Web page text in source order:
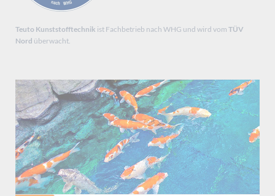
Teuto Kunststofftechnik ist Fachbetrieb nach WHG und wird vom TÜV
Nord überwacht.